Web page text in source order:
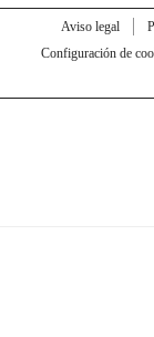
Aviso legal
Configuración de